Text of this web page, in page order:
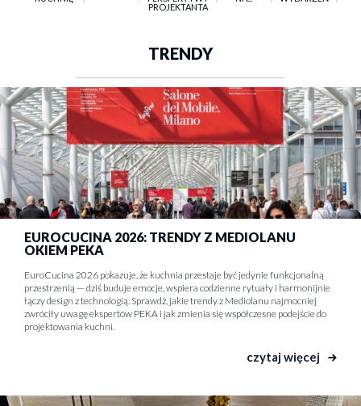
PROJEKTANTA
TRENDY
EUROCUCINA 2026: TRENDY Z MEDIOLANU
OKIEM PEKA
EuroCucina 2026 pokazuje, że kuchnia przestaje być jedynie funkcjonalną
przestrzenią — dziś buduje emocje, wspiera codzienne rytuały i harmonijnie
łączy design z technologią. Sprawdź, jakie trendy z Mediolanu najmocniej
zwróciły uwagę ekspertów PEKA i jak zmienia się współczesne podejście do
projektowania kuchni.
czytaj więcej